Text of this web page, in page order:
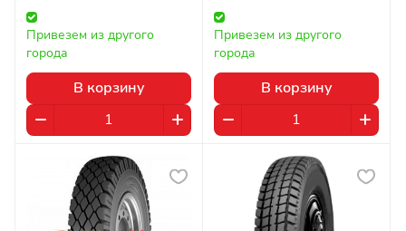
Привезем из другого
города
В корзину
Казахстане
Привезем из другого
города
В корзину